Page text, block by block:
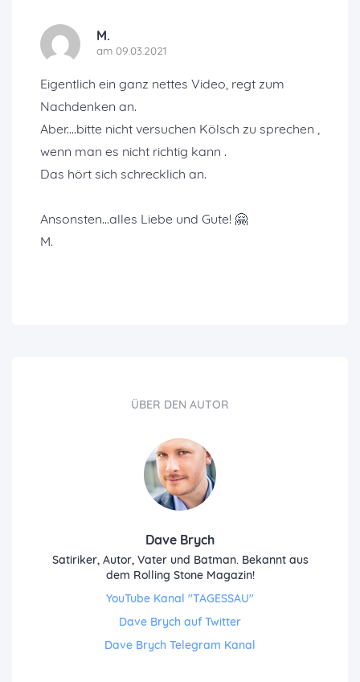
M.
am 09.03.2021
Eigentlich ein ganz nettes Video, regt zum
Nachdenken an.
Aber....bitte nicht versuchen Kölsch zu sprechen ,
wenn man es nicht richtig kann .
Das hört sich schrecklich an.
Ansonsten...alles Liebe und Gute! 🤗
M.
ÜBER DEN AUTOR
Dave Brych
Satiriker, Autor, Vater und Batman. Bekannt aus
dem Rolling Stone Magazin!
YouTube Kanal "TAGESSAU"
Dave Brych auf Twitter
Dave Brych Telegram Kanal